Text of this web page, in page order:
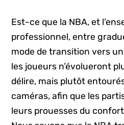
Est-ce que la NBA, et
professionnel, entre
mode de transition vers
les joueurs n’évolueront
délire, mais plutôt
caméras, afin que les
leurs prouesses du